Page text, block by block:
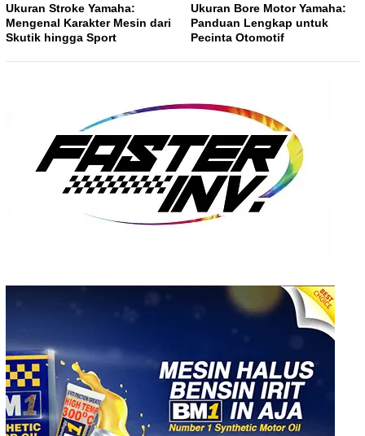
Ukuran Stroke Yamaha:
Mengenal Karakter Mesin dari
Skutik hingga Sport
Ukuran Bore Motor Yamaha:
Panduan Lengkap untuk
Pecinta Otomotif